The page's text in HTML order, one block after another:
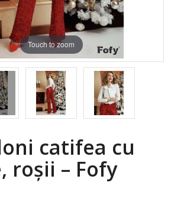
Touch to zoom
catifea cu
roșii – Fofy